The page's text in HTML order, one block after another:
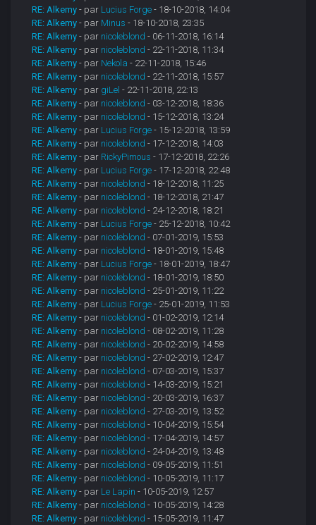
RE: Alkemy - par Lucius Forge - 18-10-2018, 14:04
RE: Alkemy - par Minus - 18-10-2018, 23:35
RE: Alkemy - par nicoleblond - 06-11-2018, 16:14
RE: Alkemy - par nicoleblond - 22-11-2018, 11:34
RE: Alkemy - par Nekola - 22-11-2018, 15:46
RE: Alkemy - par nicoleblond - 22-11-2018, 15:57
RE: Alkemy - par giLel - 22-11-2018, 22:13
RE: Alkemy - par nicoleblond - 03-12-2018, 18:36
RE: Alkemy - par nicoleblond - 15-12-2018, 13:24
RE: Alkemy - par Lucius Forge - 15-12-2018, 13:59
RE: Alkemy - par nicoleblond - 17-12-2018, 14:03
RE: Alkemy - par RickyPimous - 17-12-2018, 22:26
RE: Alkemy - par Lucius Forge - 17-12-2018, 22:48
RE: Alkemy - par nicoleblond - 18-12-2018, 11:25
RE: Alkemy - par nicoleblond - 18-12-2018, 21:47
RE: Alkemy - par nicoleblond - 24-12-2018, 18:21
RE: Alkemy - par Lucius Forge - 25-12-2018, 10:42
RE: Alkemy - par nicoleblond - 07-01-2019, 15:53
RE: Alkemy - par nicoleblond - 18-01-2019, 15:48
RE: Alkemy - par Lucius Forge - 18-01-2019, 18:47
RE: Alkemy - par nicoleblond - 18-01-2019, 18:50
RE: Alkemy - par nicoleblond - 25-01-2019, 11:22
RE: Alkemy - par Lucius Forge - 25-01-2019, 11:53
RE: Alkemy - par nicoleblond - 01-02-2019, 12:14
RE: Alkemy - par nicoleblond - 08-02-2019, 11:28
RE: Alkemy - par nicoleblond - 20-02-2019, 14:58
RE: Alkemy - par nicoleblond - 27-02-2019, 12:47
RE: Alkemy - par nicoleblond - 07-03-2019, 15:37
RE: Alkemy - par nicoleblond - 14-03-2019, 15:21
RE: Alkemy - par nicoleblond - 20-03-2019, 16:37
RE: Alkemy - par nicoleblond - 27-03-2019, 13:52
RE: Alkemy - par nicoleblond - 10-04-2019, 15:54
RE: Alkemy - par nicoleblond - 17-04-2019, 14:57
RE: Alkemy - par nicoleblond - 24-04-2019, 13:48
RE: Alkemy - par nicoleblond - 09-05-2019, 11:51
RE: Alkemy - par nicoleblond - 10-05-2019, 11:17
RE: Alkemy - par Le Lapin - 10-05-2019, 12:57
RE: Alkemy - par nicoleblond - 10-05-2019, 14:28
RE: Alkemy - par nicoleblond - 15-05-2019, 11:47